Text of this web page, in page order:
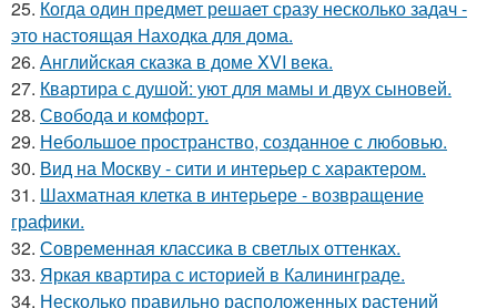
25. Когда один предмет решает сразу несколько задач -
это настоящая Находка для дома.
26. Английская сказка в доме XVI века.
27. Квартира с душой: уют для мамы и двух сыновей.
28. Свобода и комфорт.
29. Небольшое пространство, созданное с любовью.
30. Вид на Москву - сити и интерьер с характером.
31. Шахматная клетка в интерьере - возвращение
графики.
32. Современная классика в светлых оттенках.
33. Яркая квартира с историей в Калининграде.
34. Несколько правильно расположенных растений